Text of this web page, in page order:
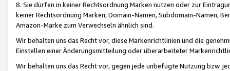
8. Sie dürfen in keiner Rechtsordnung Marken nutzen oder zur
keiner Rechtsordnung Marken, Domain-Namen, Subdomain-Namen,
Amazon-Marke zum Verwechseln ähnlich sind.
Wir behalten uns das Recht vor, diese Markenrichtlinien und die
Einstellen einer Änderungsmitteilung oder überarbeiteter
Wir behalten uns das Recht vor, gegen jede unbefugte Nutzung bzw.